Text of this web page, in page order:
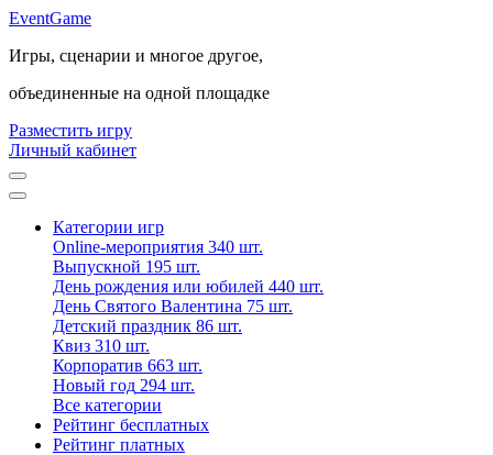
EventGame
Игры, сценарии и многое другое,
объединенные на одной площадке
Разместить игру
Личный кабинет
Категории игр
Online-мероприятия 340 шт.
Выпускной 195 шт.
День рождения или юбилей 440 шт.
День Святого Валентина 75 шт.
Детский праздник 86 шт.
Квиз 310 шт.
Корпоратив 663 шт.
Новый год 294 шт.
Все категории
Рейтинг бесплатных
Рейтинг платных